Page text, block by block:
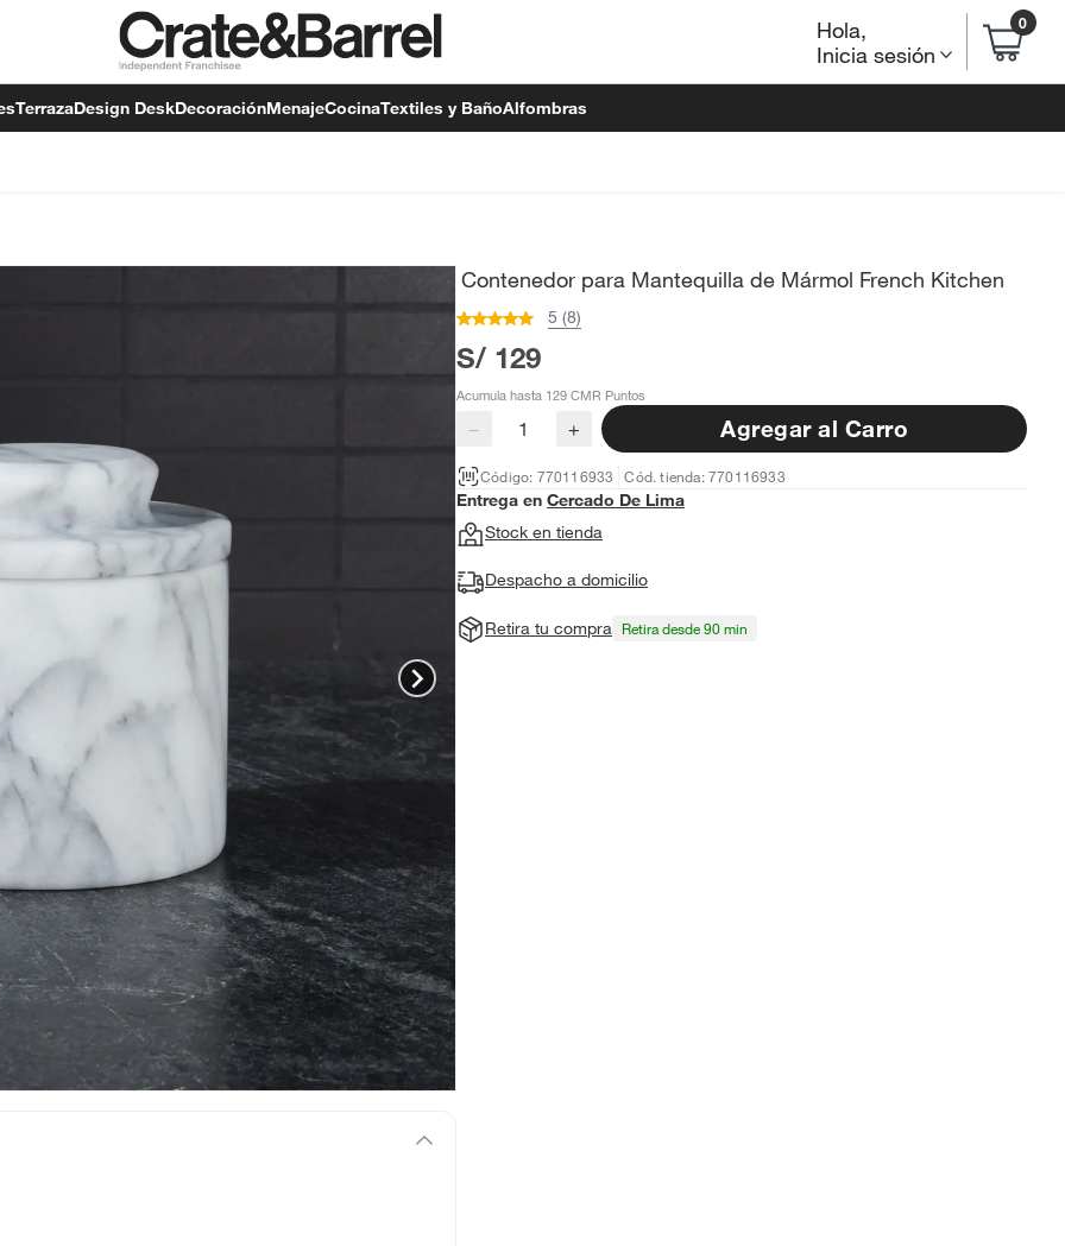
Hola,
Inicia sesión
0
TerrazaDesign DeskDecoraciónMenajeCocinaTextiles y BañoAlfombras
Contenedor para Mantequilla de Mármol French Kitchen
5 (8)
S/ 129
Acumula hasta 129 CMR Puntos
− + Agregar al Carro
Código: 770116933 Cód. tienda: 770116933
Entrega en Cercado De Lima
Stock en tienda
Despacho a domicilio
Retira tu compra Retira desde 90 min